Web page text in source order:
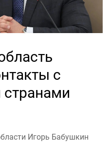
с
Игорь Бабушкин